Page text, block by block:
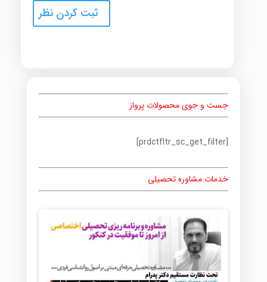
جست و جوی محصولات پرواز
[prdctfltr_sc_get_filter]
خدمات مشاوره تحصیلی